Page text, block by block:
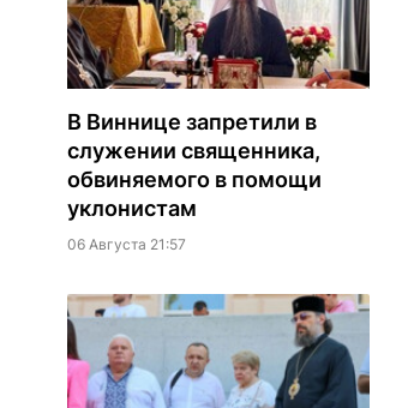
В Виннице запретили в
служении священника,
обвиняемого в помощи
уклонистам
06 Августа 21:57